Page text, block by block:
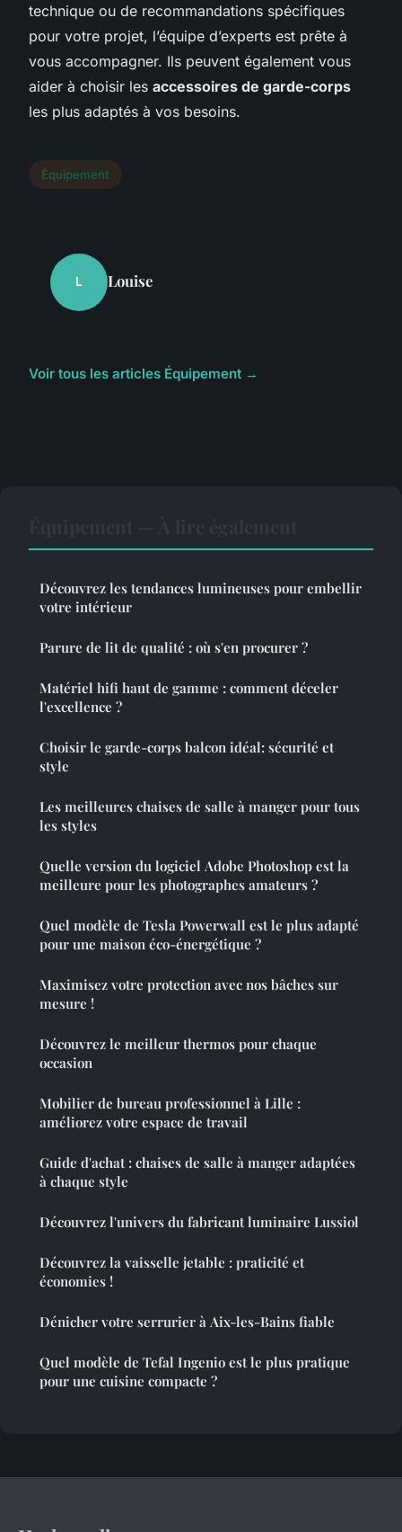
technique ou de recommandations spécifiques
pour votre projet, l’équipe d’experts est prête à
vous accompagner. Ils peuvent également vous
aider à choisir les accessoires de garde-corps
les plus adaptés à vos besoins.
Équipement
L Louise
Voir tous les articles Équipement →
Découvrez les tendances lumineuses pour embellir
votre intérieur
Parure de lit de qualité : où s'en procurer ?
Matériel hifi haut de gamme : comment déceler
l'excellence ?
Choisir le garde-corps balcon idéal: sécurité et
style
Les meilleures chaises de salle à manger pour tous
les styles
Quelle version du logiciel Adobe Photoshop est la
meilleure pour les photographes amateurs ?
Quel modèle de Tesla Powerwall est le plus adapté
pour une maison éco-énergétique ?
Maximisez votre protection avec nos bâches sur
mesure !
Découvrez le meilleur thermos pour chaque
occasion
Mobilier de bureau professionnel à Lille :
améliorez votre espace de travail
Guide d'achat : chaises de salle à manger adaptées
à chaque style
Découvrez l'univers du fabricant luminaire Lussiol
Découvrez la vaisselle jetable : praticité et
économies !
Dénicher votre serrurier à Aix-les-Bains fiable
Quel modèle de Tefal Ingenio est le plus pratique
pour une cuisine compacte ?